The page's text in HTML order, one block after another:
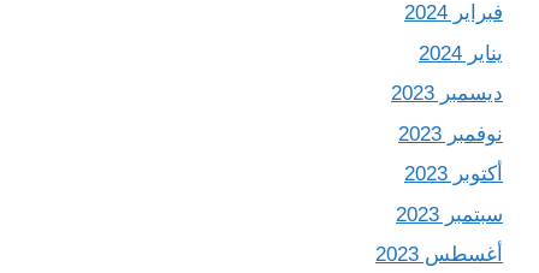
فبراير 2024
يناير 2024
ديسمبر 2023
نوفمبر 2023
أكتوبر 2023
سبتمبر 2023
أغسطس 2023